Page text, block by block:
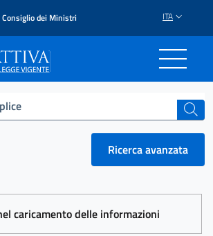
Consiglio dei Ministri ITA
- Il portale cerca
Ricerca avanzata
caricamento delle informazioni